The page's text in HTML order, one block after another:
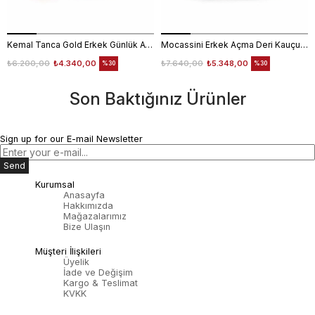
Kemal Tanca Gold Erkek Günlük Ayakkabı 6612-152
₺4.340,00
₺6.200,00 %30
Mocassini Erkek Açma Deri Kauçuk Taban Bordo Günlük Ayakkabı
₺5.348,00
₺7.640,00 %30
Son Baktığınız Ürünler
Sign up for our E-mail Newsletter
Send
Kurumsal
Anasayfa
Hakkımızda
Mağazalarımız
Bize Ulaşın
Müşteri İlişkileri
Üyelik
İade ve Değişim
Kargo & Teslimat
KVKK